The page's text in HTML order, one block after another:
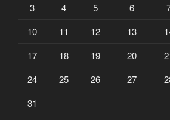
3
4 5 6
10
11 12 13
17
18 19 20
24
25 26 27
31